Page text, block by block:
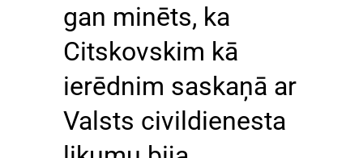
gan minēts, ka
Citskovskim kā
ierēdnim saskaņā ar
Valsts civildienesta